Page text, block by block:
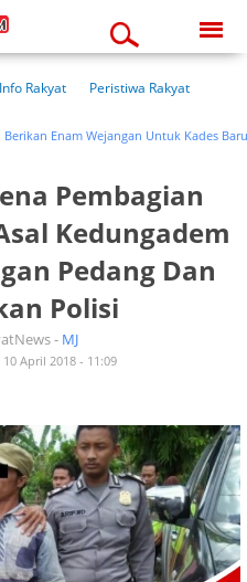
02:44:39 am
Info Rakyat
Peristiwa Rakyat
Enam Wejangan Untuk Kades Baru
Pembagian
Kedungadem
Pedang Dan
Polisi
- MJ
10 April 2018 - 11:09